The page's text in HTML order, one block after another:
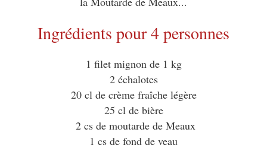
Ingrédients pour 4 personnes
1 filet mignon de 1 kg
2 échalotes
20 cl de crème fraîche légère
25 cl de bière
2 cs de moutarde de Meaux
1 cs de fond de veau